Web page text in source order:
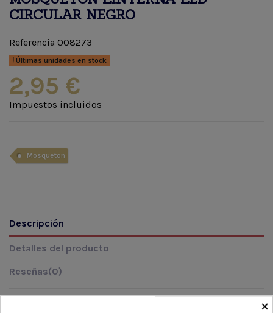
CIRCULAR NEGRO
Referencia 008273
Últimas unidades en stock
2,95 €
Impuestos incluidos
Mosqueton
Descripción
Detalles del producto
Reseñas(0)
×